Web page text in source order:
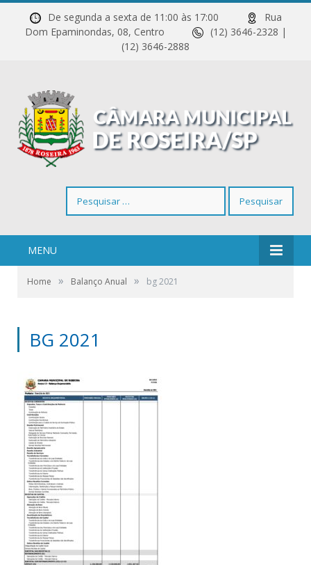
De segunda a sexta de 11:00 às 17:00
Rua
Dom Epaminondas, 08, Centro
(12) 3646-2328 |
(12) 3646-2888
por:
MENU
Home » Balanço Anual » bg 2021
BG 2021